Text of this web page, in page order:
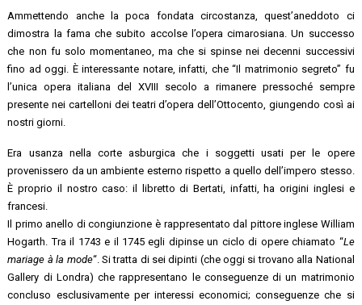
Ammettendo anche la poca fondata circostanza, quest’aneddoto ci
dimostra la fama che subito accolse l’opera cimarosiana. Un successo
che non fu solo momentaneo, ma che si spinse nei decenni successivi
fino ad oggi. È interessante notare, infatti, che “Il matrimonio segreto” fu
l’unica opera italiana del XVIII secolo a rimanere pressoché sempre
presente nei cartelloni dei teatri d’opera dell’Ottocento, giungendo così ai
nostri giorni.
Era usanza nella corte asburgica che i soggetti usati per le opere
provenissero da un ambiente esterno rispetto a quello dell’impero stesso.
È proprio il nostro caso: il libretto di Bertati, infatti, ha origini inglesi e
francesi.
Il primo anello di congiunzione è rappresentato dal pittore inglese William
Hogarth. Tra il 1743 e il 1745 egli dipinse un ciclo di opere chiamato “Le
mariage à la mode“. Si tratta di sei dipinti (che oggi si trovano alla National
Gallery di Londra) che rappresentano le conseguenze di un matrimonio
concluso esclusivamente per interessi economici; conseguenze che si